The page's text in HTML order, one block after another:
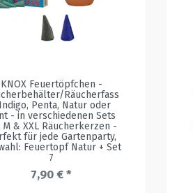
KNOX Feuertöpfchen -
Räucherfass
Penta, Natur oder
- in verschiedenen Sets
M & XXL Räucherkerzen -
für jede Gartenparty,
Feuertopf Natur + Set
7
7,90 € *